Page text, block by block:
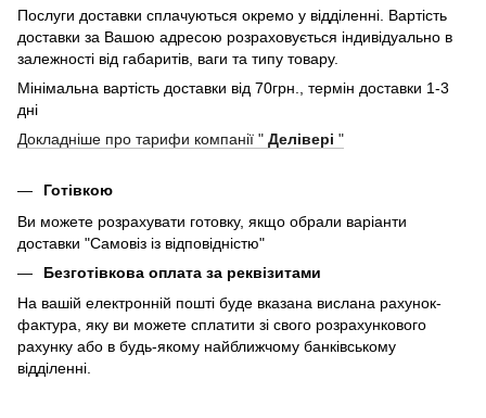
Послуги доставки сплачуються окремо у відділенні. Вартість
доставки за Вашою адресою розраховується індивідуально в
залежності від габаритів, ваги та типу товару.
Мінімальна вартість доставки від 70грн., термін доставки 1-3
дні
Докладніше про тарифи компанії " Делівері "
Готівкою
Ви можете розрахувати готовку, якщо обрали варіанти
доставки "Самовіз із відповідністю"
Безготівкова оплата за реквізитами
На вашій електронній пошті буде вказана вислана рахунок-
фактура, яку ви можете сплатити зі свого розрахункового
рахунку або в будь-якому найближчому банківському
відділенні.